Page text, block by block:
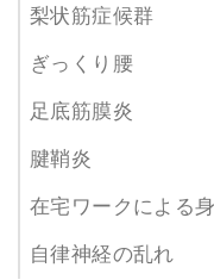
梨状筋症候群
ぎっくり腰
足底筋膜炎
腱鞘炎
在宅ワークによる
自律神経の乱れ